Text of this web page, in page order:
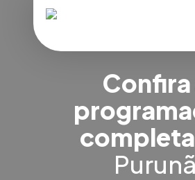
Confira
completa
Purunã